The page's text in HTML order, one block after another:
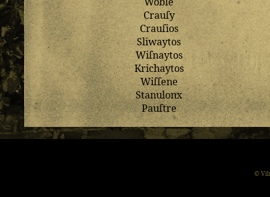
Crauſy
Crauſios
Sliwaytos
Wiſnaytos
Krichaytos
Wiſſene
Stanulonx
Pauſtre
©